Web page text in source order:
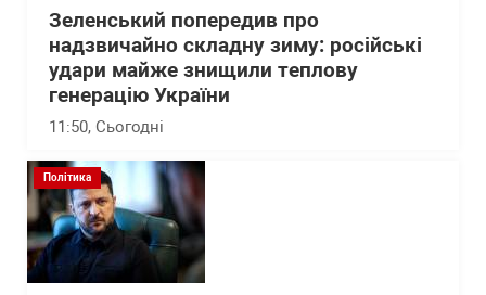
Зеленський попередив про
надзвичайно складну зиму: російські
удари майже знищили теплову
генерацію України
11:50, Сьогодні
Політика